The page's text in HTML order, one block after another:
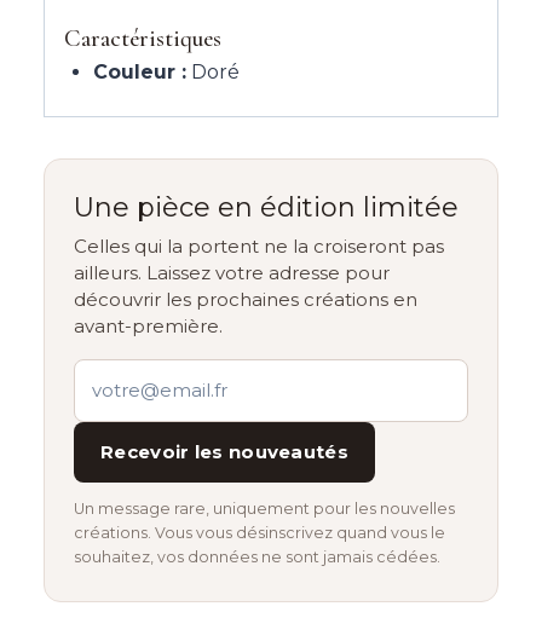
Caractéristiques
Couleur : Doré
Une pièce en édition limitée
Celles qui la portent ne la croiseront pas
ailleurs. Laissez votre adresse pour
découvrir les prochaines créations en
avant-première.
Recevoir les nouveautés
Un message rare, uniquement pour les nouvelles
créations. Vous vous désinscrivez quand vous le
souhaitez, vos données ne sont jamais cédées.